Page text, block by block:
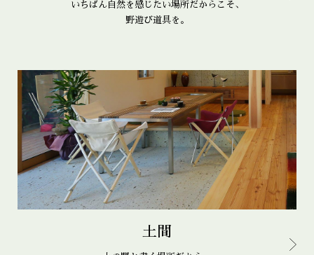
いちばん自然を感じたい場所だからこそ、
野遊び道具を。
土間